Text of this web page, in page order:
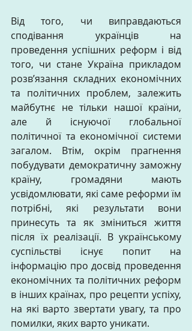
Від того, чи виправдаються
сподівання українців на
проведення успішних реформ і від
того, чи стане Україна прикладом
розв’язання складних економічних
та політичних проблем, залежить
майбутнє не тільки нашої країни,
але й існуючої глобальної
політичної та економічної системи
загалом. Втім, окрім прагнення
побудувати демократичну заможну
країну, громадяни мають
усвідомлювати, які саме реформи їм
потрібні, які результати вони
принесуть та як зміниться життя
після їх реалізації. В українському
суспільстві існує попит на
інформацію про досвід проведення
економічних та політичних реформ
в інших країнах, про рецепти успіху,
на які варто звертати увагу, та про
помилки, яких варто уникати.